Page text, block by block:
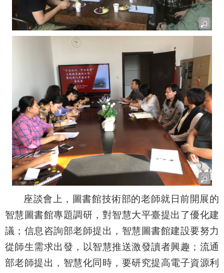
座談會上，圖書館技術部的老師就日前開展的
智慧圖書館專題調研，對智慧大平臺提出了優化建
議；信息咨詢部老師提出，智慧圖書館建設要努力
從師生需求出發，以智慧推送激發讀者興趣；流通
部老師提出，智慧化同時，要研究提高電子資源利